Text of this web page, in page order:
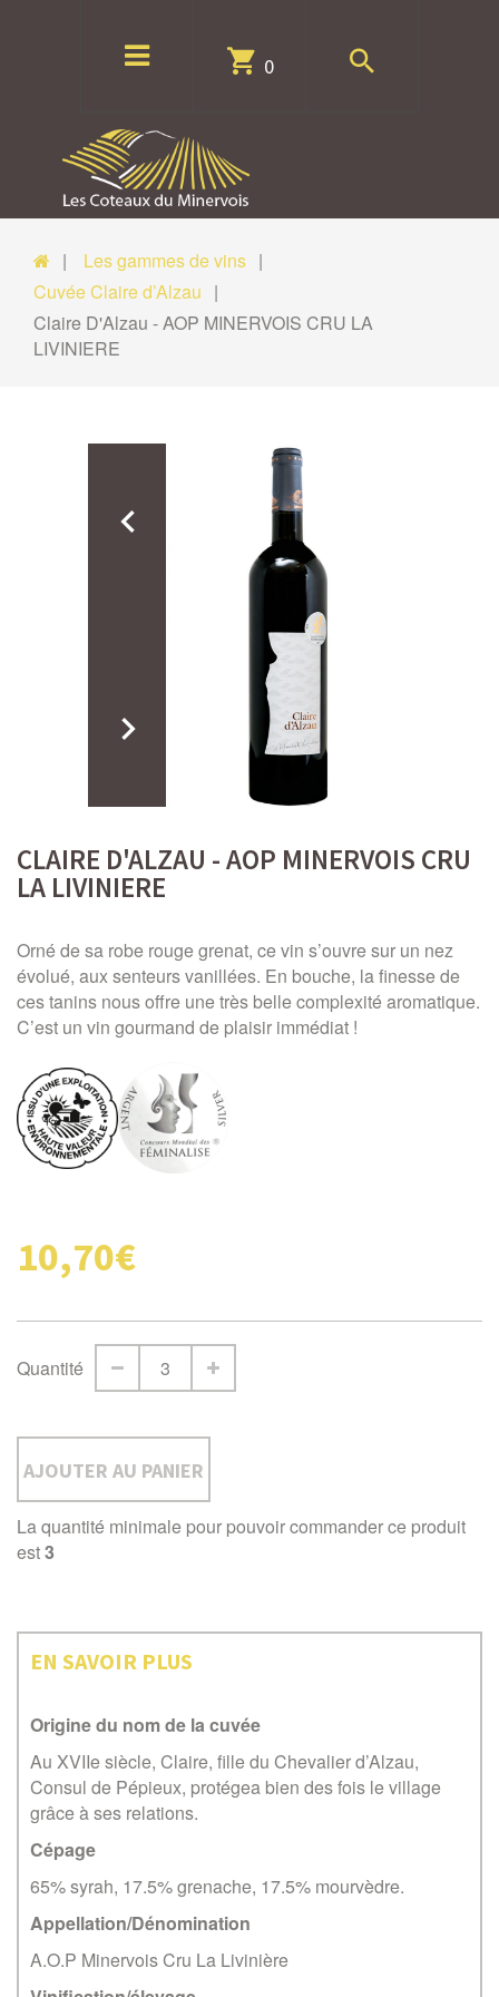
0
Les gammes de vins
Cuvée Claire d’Alzau
Claire D'Alzau - AOP MINERVOIS CRU LA
LIVINIERE
CLAIRE D'ALZAU - AOP MINERVOIS CRU
LA LIVINIERE
Orné de sa robe rouge grenat, ce vin s’ouvre sur un nez
évolué, aux senteurs vanillées. En bouche, la finesse de
ces tanins nous offre une très belle complexité aromatique.
C’est un vin gourmand de plaisir immédiat !
10,70€
Quantité
AJOUTER AU PANIER
La quantité minimale pour pouvoir commander ce produit
est3
EN SAVOIR PLUS
Origine du nom de la cuvée
Au XVIIe siècle, Claire, fille du Chevalier d’Alzau,
Consul de Pépieux, protégea bien des fois le village
grâce à ses relations.
Cépage
65% syrah, 17.5% grenache, 17.5% mourvèdre.
Appellation/Dénomination
A.O.P Minervois Cru La Livinière